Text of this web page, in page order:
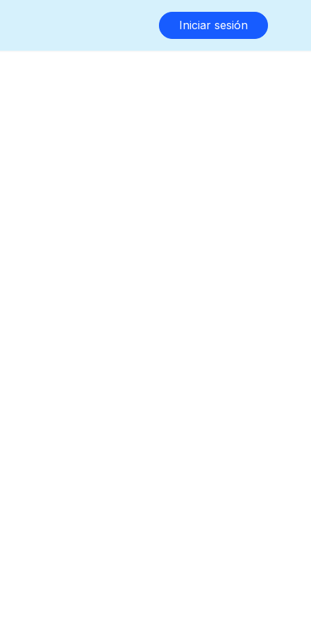
Iniciar sesión